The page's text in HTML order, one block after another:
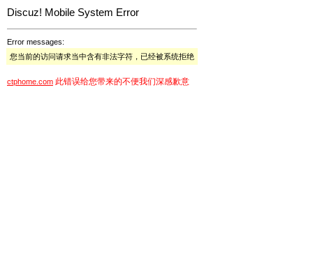
Discuz! Mobile System Error
Error messages:
您当前的访问请求当中含有非法字符，已经被系统拒绝
ctphome.com 此错误给您带来的不便我们深感歉意